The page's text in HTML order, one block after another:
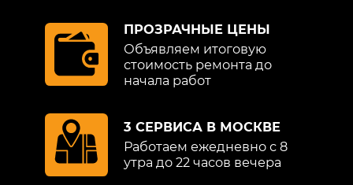
оперативность, высокое качество
результата, доступная, адекватная цена.
Без навязывания лишних услуг, только
заказчик в процессе ремонта крыла
Hyundai (Хендай). Предлагаем выгодные
скидки, обеспечиваем бесплатными
рекомендациями и консультациями по
ПРОЗРАЧНЫЕ ЦЕНЫ
Объявляем итоговую
стоимость ремонта до
начала работ
3 СЕРВИСА В МОСКВЕ
Работаем ежедневно с 8
утра до 22 часов вечера